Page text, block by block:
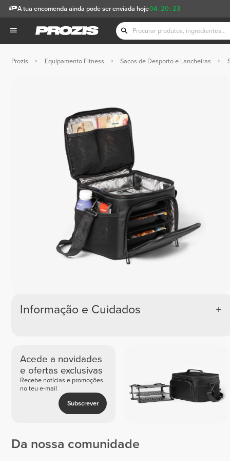
04 :20 :22
A tua encomenda ainda pode ser enviada hoje
Prozis Equipamento Fitness Sacos de Desporto e Lancheiras
Informação e Cuidados
Acede a novidades
e ofertas exclusivas
Recebe notícias e promoções
no teu e-mail
Subscrever
Da nossa comunidade